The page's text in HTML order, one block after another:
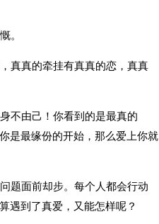
。
真真的牵挂有真真的恋，真真
不由己！你看到的是最真的
是最缘份的开始，那么爱上你就
题面前却步。每个人都会行动
遇到了真爱，又能怎样呢？